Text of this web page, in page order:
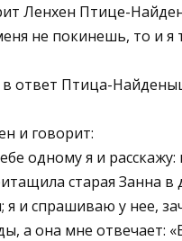
Ленхен Птице-
не покинешь, то и я
в ответ Птица-
и говорит:
одному я и расскажу:
старая Занна в
я и спрашиваю у нее,
а она мне отвечает: